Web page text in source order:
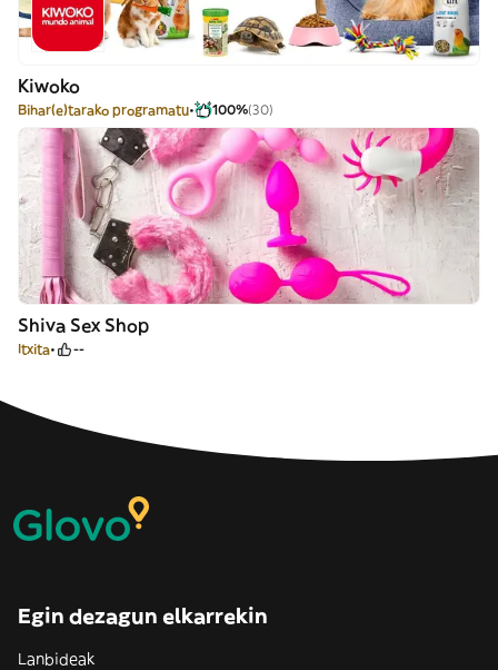
Kiwoko
Bihar(e)tarako programatu 100%(30)
Shiva Sex Shop
Itxita --
Egin dezagun elkarrekin
Lanbideak